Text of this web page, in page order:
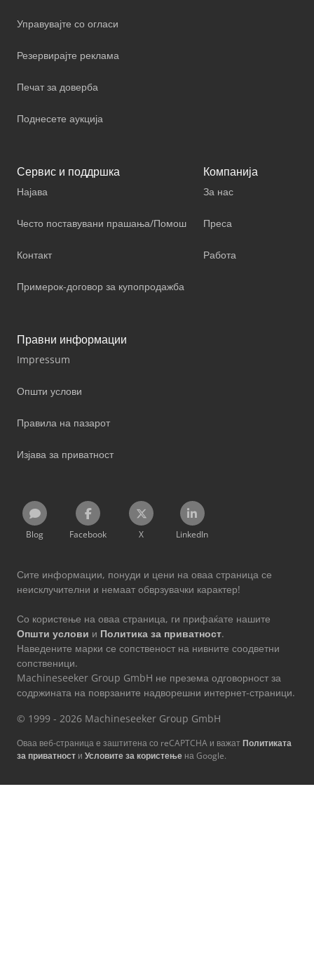
Управувајте со огласи
Резервирајте реклама
Печат за доверба
Поднесете аукција
Сервис и поддршка
Најава
Често поставувани прашања/Помош
Контакт
Примерок-договор за купопродажба
Компанија
За нас
Преса
Работа
Правни информации
Impressum
Општи услови
Правила на пазарот
Изјава за приватност
Blog Facebook X LinkedIn
Сите информации, понуди и цени на оваа страница се
неисклучителни и немаат обврзувачки карактер!
Со користење на оваа страница, ги прифаќате нашите
Општи услови и Политика за приватност.
Наведените марки се сопственост на нивните соодветни
сопственици.
Machineseeker Group GmbH не презема одговорност за
содржината на поврзаните надворешни интернет-страници.
© 1999 - 2026 Machineseeker Group GmbH
Оваа веб-страница е заштитена со reCAPTCHA и важат Политиката
за приватност и Условите за користење на Google.